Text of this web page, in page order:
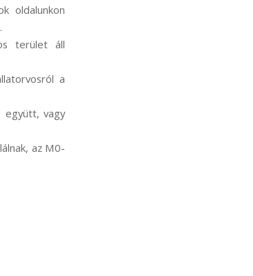
oldalunkon
terület áll
a
együtt, vagy
az M0-